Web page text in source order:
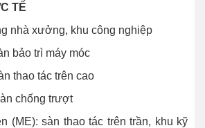
TẾ
nhà xưởng, khu công nghiệp
bảo trì máy móc
thao tác trên cao
chống trượt
(ME): sàn thao tác trên trần, khu kỹ